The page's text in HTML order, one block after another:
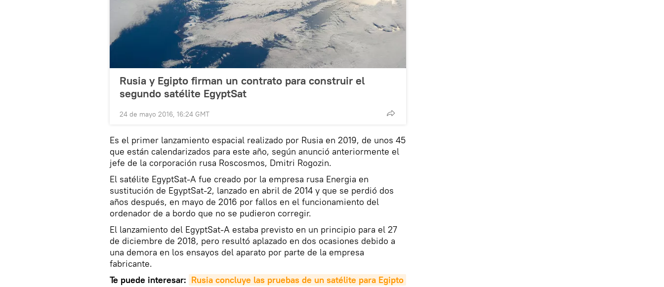
Rusia y Egipto firman un contrato para construir el
segundo satélite EgyptSat
24 de mayo 2016, 16:24 GMT
Es el primer lanzamiento espacial realizado por Rusia en 2019, de unos 45
que están calendarizados para este año, según anunció anteriormente el
jefe de la corporación rusa Roscosmos, Dmitri Rogozin.
El satélite EgyptSat-A fue creado por la empresa rusa Energia en
sustitución de EgyptSat-2, lanzado en abril de 2014 y que se perdió dos
años después, en mayo de 2016 por fallos en el funcionamiento del
ordenador de a bordo que no se pudieron corregir.
El lanzamiento del EgyptSat-A estaba previsto en un principio para el 27
de diciembre de 2018, pero resultó aplazado en dos ocasiones debido a
una demora en los ensayos del aparato por parte de la empresa
fabricante.
Te puede interesar: Rusia concluye las pruebas de un satélite para Egipto